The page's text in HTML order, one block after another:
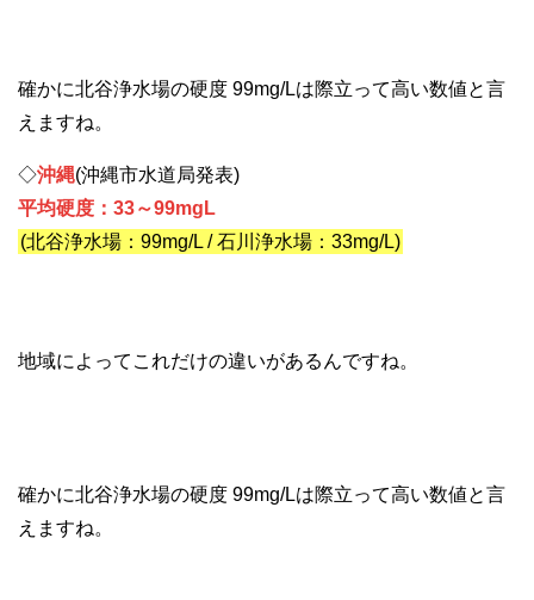
確かに北谷浄水場の硬度 99mg/Lは際立って高い数値と言
えますね。
◇沖縄(沖縄市水道局発表)
平均硬度：33～99mgL
(北谷浄水場：99mg/L / 石川浄水場：33mg/L)
地域によってこれだけの違いがあるんですね。
確かに北谷浄水場の硬度 99mg/Lは際立って高い数値と言
えますね。